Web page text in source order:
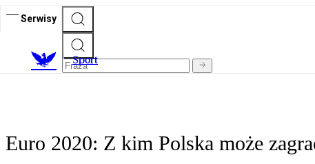
Serwisy
Sport
Euro 2020: Z kim Polska może